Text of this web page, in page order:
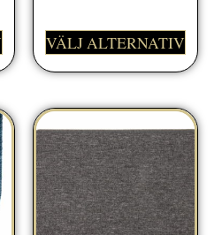
VÄLJ ALTERNATIV